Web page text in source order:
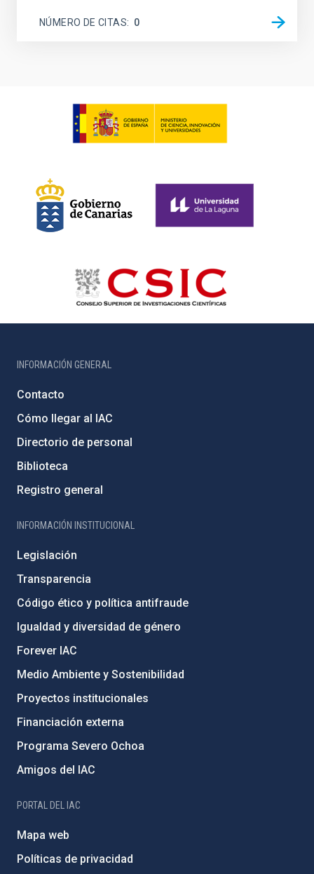
NÚMERO DE CITAS 0
INFORMACIÓN GENERAL
Contacto
Cómo llegar al IAC
Directorio de personal
Biblioteca
Registro general
INFORMACIÓN INSTITUCIONAL
Legislación
Transparencia
Código ético y política antifraude
Igualdad y diversidad de género
Forever IAC
Medio Ambiente y Sostenibilidad
Proyectos institucionales
Financiación externa
Programa Severo Ochoa
Amigos del IAC
PORTAL DEL IAC
Mapa web
Políticas de privacidad